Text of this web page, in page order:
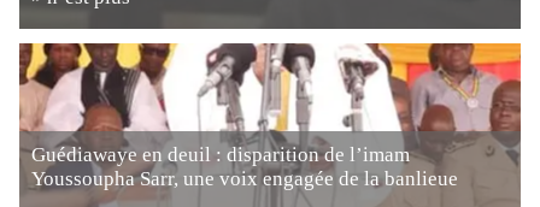
Guédiawaye en deuil : disparition de l’imam
Youssoupha Sarr, une voix engagée de la banlieue